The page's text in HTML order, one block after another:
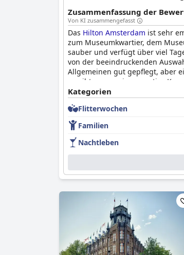
Zusammenfassung der
Von KI zusammengefasst
Das Hilton Amsterdam ist sehr
zum Museumkwartier, dem
sauber und verfügt über viel
von der beeindruckenden
Allgemeinen gut gepflegt, aber
es gibt nur wenige negative
Personal und lange
bequemen Betten und der
ruhige Umgebung, die Qualität
Kategorien
Flitterwochen
Familien
Nachtleben